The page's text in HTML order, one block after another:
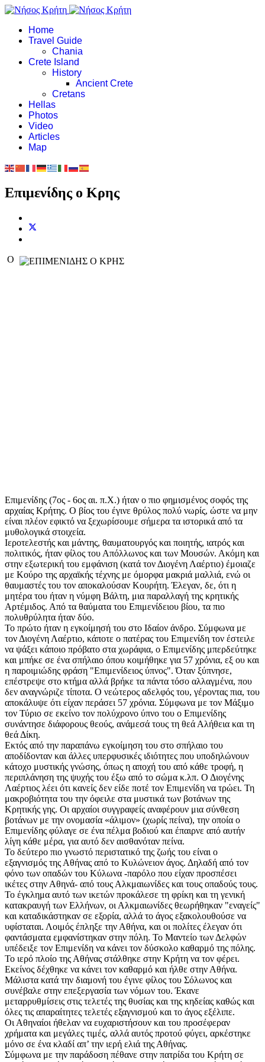
Home
Travel Guide
Chania
Crete Island
History
Ancient Crete
Cretans
Hellas
Photos
Video
Articles
Map
Επιμενίδης ο Κρης
O
Επιμενίδης (7ος - 6ος αι. π.Χ.) ήταν ο πιο φημισμένος σοφός της
αρχαίας Κρήτης. Ο βίος του έγινε θρύλος πολύ νωρίς, ώστε να μην
είναι πλέον εφικτό να ξεχωρίσουμε σήμερα τα ιστορικά από τα
μυθολογικά στοιχεία.
Ιεροτελεστής και μάντης, θαυματουργός και ποιητής, ιατρός και
πολιτικός, ήταν φίλος του Απόλλωνος και των Μουσών. Ακόμη και
στην εξωτερική του εμφάνιση (κατά τον Διογένη Λαέρτιο) έμοιαζε
με Κούρο της αρχαϊκής τέχνης με όμορφα μακριά μαλλιά, ενώ οι
θαυμαστές του τον αποκαλούσαν Κουρήτη. Έλεγαν, δε, ότι η
μητέρα του ήταν η νύμφη Βάλτη, μια παραλλαγή της κρητικής
Αρτέμιδος. Από τα θαύματα του Επιμενίδειου βίου, τα πιο
πολυθρύλητα ήταν δύο.
Το πρώτο ήταν η εγκοίμησή του στο Ιδαίον άνδρο. Σύμφωνα με
τον Διογένη Λαέρτιο, κάποτε ο πατέρας του Επιμενίδη τον έστειλε
να ψάξει κάποιο πρόβατο στα χωράφια, ο Επιμενίδης μπερδεύτηκε
και μπήκε σε ένα σπήλαιο όπου κοιμήθηκε για 57 χρόνια, εξ ου και
η παροιμιώδης φράση "Επιμενίδειος ύπνος". Όταν ξύπνησε,
επέστρεψε στο κτήμα αλλά βρήκε τα πάντα τόσο αλλαγμένα, που
δεν αναγνώριζε τίποτα. Ο νεώτερος αδελφός του, γέροντας πια, του
αποκάλυψε ότι είχαν περάσει 57 χρόνια. Σύμφωνα με τον Μάξιμο
τον Τύριο σε εκείνο τον πολύχρονο ύπνο του ο Επιμενίδης
συνάντησε διάφορους θεούς, ανάμεσά τους τη θεά Αλήθεια και τη
θεά Δίκη.
Εκτός από την παραπάνω εγκοίμηση του στο σπήλαιο του
αποδίδονταν και άλλες υπερφυσικές ιδιότητες που υποδηλώνουν
κάτοχο μυστικής γνώσης, όπως η αποχή του από κάθε τροφή, η
περιπλάνηση της ψυχής του έξω από το σώμα κ.λπ. Ο Διογένης
Λαέρτιος λέει ότι κανείς δεν είδε ποτέ τον Επιμενίδη να τρώει. Τη
μακροβιότητα του την όφειλε στα μυστικά των βοτάνων της
Κρητικής γης. Οι αρχαίοι συγγραφείς αναφέρουν μια σύνθεση
βοτάνων με την ονομασία «άλιμον» (χωρίς πείνα), την οποία ο
Επιμενίδης φύλαγε σε ένα πέλμα βοδιού και έπαιρνε από αυτήν
λίγη κάθε μέρα, για αυτό δεν αισθανόταν πείνα.
Το δεύτερο πιο γνωστό περιστατικό της ζωής του είναι ο
εξαγνισμός της Αθήνας από το Κυλώνειον άγος. Δηλαδή από τον
φόνο των οπαδών του Κύλωνα -παρόλο που είχαν προσπέσει
ικέτες στην Αθηνά- από τους Αλκμαιωνίδες και τους οπαδούς τους.
Το έγκλημα αυτό των ικετών προκάλεσε τη φρίκη και τη γενική
κατακραυγή των Ελλήνων, οι Αλκμαιωνίδες θεωρήθηκαν "εναγείς"
και καταδικάστηκαν σε εξορία, αλλά το άγος εξακολουθούσε να
υφίσταται. Λοιμός έπληξε την Αθήνα, και οι πολίτες έλεγαν ότι
φαντάσματα εμφανίστηκαν στην πόλη. Το Μαντείο των Δελφών
υπέδειξε τον Επιμενίδη να κάνει τον δύσκολο καθαρμό της πόλης.
Το ιερό πλοίο της Αθήνας στάλθηκε στην Κρήτη να τον φέρει.
Εκείνος δέχθηκε να κάνει τον καθαρμό και ήλθε στην Αθήνα.
Μάλιστα κατά την διαμονή του έγινε φίλος του Σόλωνος και
συνέβαλε στην επεξεργασία των νόμων του. Έκανε
μεταρρυθμίσεις στις τελετές της θυσίας και της κηδείας καθώς και
όλες τις απαραίτητες τελετές εξαγνισμού και το άγος εξέλιπε.
Οι Αθηναίοι ήθελαν να ευχαριστήσουν και του προσέφεραν
χρήματα και μεγάλες τιμές, αλλά αυτός προτού φύγει, αρκέστηκε
μόνο σε ένα κλαδί απ’ την ιερή ελιά της Αθήνας.
Σύμφωνα με την παράδοση πέθανε στην πατρίδα του Κρήτη σε